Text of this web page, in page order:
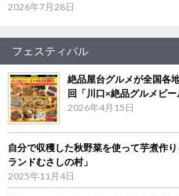
2026年7月28日
フェスティバル
絶品屋台グルメが全国各
回「川口×絶品グルメビ
2026年4月15日
自分で収穫した秋野菜を使って芋煮作
ランドむさしの村」
2025年11月4日